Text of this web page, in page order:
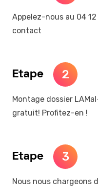
Appelez-nous au 04
contact
Etape 2
Montage dossier
gratuit! Profitez-en !
Etape 3
Nous nous chargeons